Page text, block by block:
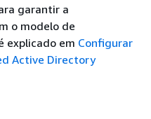
garantir a
o modelo de
explicado em Configurar
Active Directory